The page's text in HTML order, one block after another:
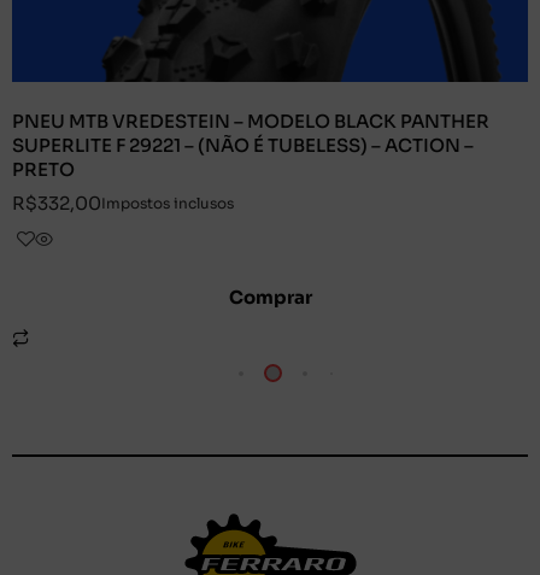
PNEU MTB VREDESTEIN – MODELO BLACK PANTHER
SUPERLITE F 29221 – (NÃO É TUBELESS) – ACTION –
PRETO
R$332,00Impostos inclusos
Comprar